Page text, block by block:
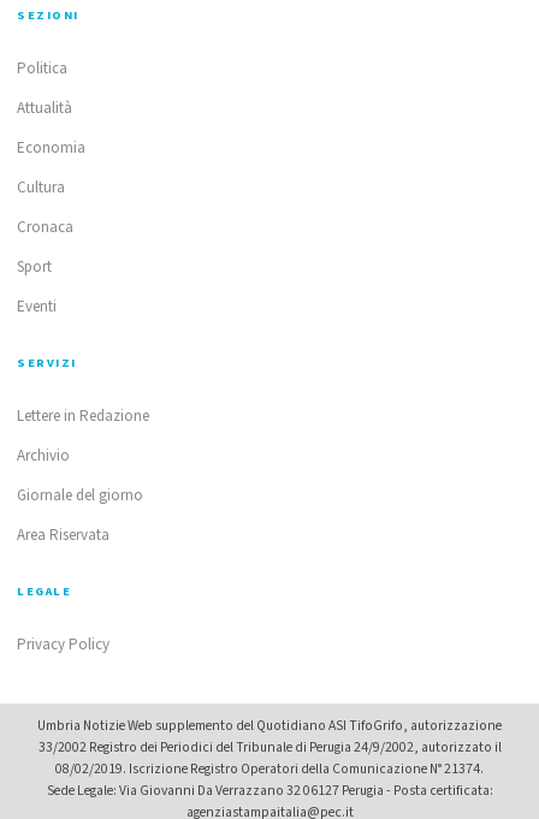
SEZIONI
Politica
Attualità
Economia
Cultura
Cronaca
Sport
Eventi
SERVIZI
Lettere in Redazione
Archivio
Giornale del giorno
Area Riservata
LEGALE
Privacy Policy
Umbria Notizie Web supplemento del Quotidiano ASI TifoGrifo, autorizzazione
33/2002 Registro dei Periodici del Tribunale di Perugia 24/9/2002, autorizzato il
08/02/2019. Iscrizione Registro Operatori della Comunicazione N° 21374.
Sede Legale: Via Giovanni Da Verrazzano 32 06127 Perugia - Posta certificata:
agenziastampaitalia@pec.it